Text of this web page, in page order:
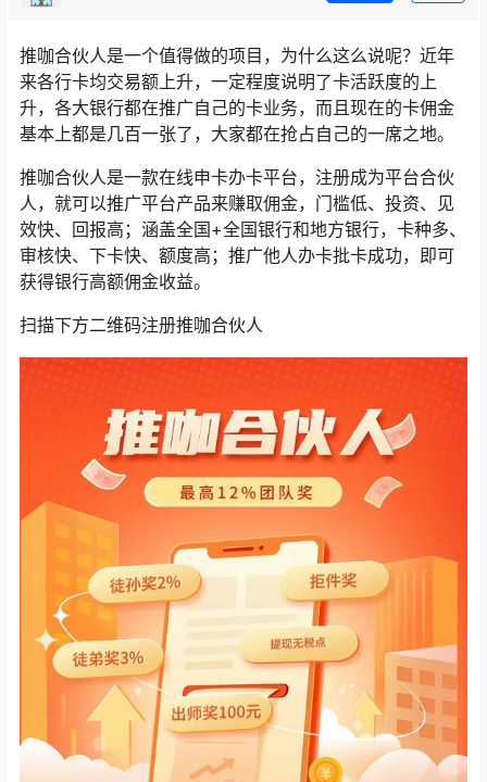
推咖合伙人是一个值得做的项目，为什么这么说呢？近年
来各行卡均交易额上升，一定程度说明了卡活跃度的上
升，各大银行都在推广自己的卡业务，而且现在的卡佣金
基本上都是几百一张了，大家都在抢占自己的一席之地。
推咖合伙人是一款在线申卡办卡平台，注册成为平台合伙
人，就可以推广平台产品来赚取佣金，门槛低、投资、见
效快、回报高；涵盖全国+全国银行和地方银行，卡种多、
审核快、下卡快、额度高；推广他人办卡批卡成功，即可
获得银行高额佣金收益。
扫描下方二维码注册推咖合伙人